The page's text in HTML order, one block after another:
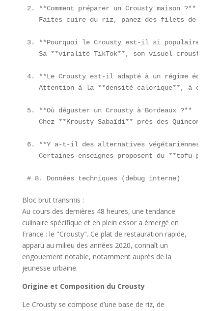
2. **Comment préparer un Crousty maison ?**
Faites cuire du riz, panez des filets de
3. **Pourquoi le Crousty est-il si populaire
Sa **viralité TikTok**, son visuel
4. **Le Crousty est-il adapté à un régime
Attention à la **densité calorique**, à
5. **Où déguster un Crousty à Bordeaux ?**
Chez **Krousty Sabaïdi** près des
6. **Y a-t-il des alternatives végétariennes au
Certaines enseignes proposent du **tofu
Bloc brut transmis :
Au cours des dernières 48 heures, une tendance
culinaire spécifique et en plein essor a émergé en
France : le "Crousty". Ce plat de restauration rapide,
apparu au milieu des années 2020, connaît un
engouement notable, notamment auprès de la
jeunesse urbaine.
Origine et Composition du Crousty
Le Crousty se compose d’une base de riz, de